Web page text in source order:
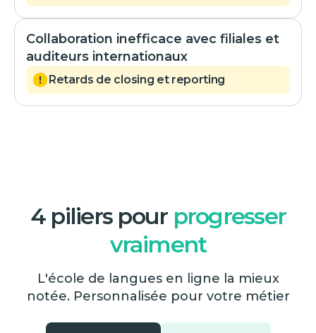
Collaboration inefficace avec filiales et
auditeurs internationaux
Retards de closing et reporting
4 piliers pour progresser
vraiment
L'école de langues en ligne la mieux
notée. Personnalisée pour votre métier